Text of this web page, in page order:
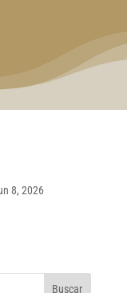
8, 2026